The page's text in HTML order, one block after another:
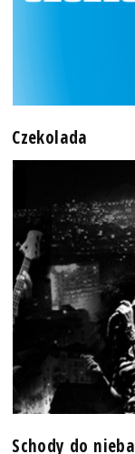
Czekolada
Schody do nieba